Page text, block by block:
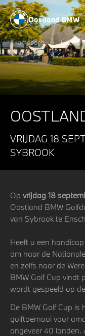
Oostland BMW
Homepage Events
VRIJDAG 18
SYBROOK
Op vrijdag 18
Oostland BMW
van Sybrook te
Heeft u een
om naar de
en zelfs naar de
BMW Golf Cup vindt
wordt gespeeld op
De BMW Golf Cup
golftoernooi voor
ongeveer 40 landen.